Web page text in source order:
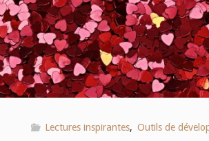
Lectures inspirantes, Outils de